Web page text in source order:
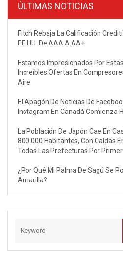
ÚLTIMAS NOTICIAS
Fitch Rebaja La Calificación
EE.UU. De AAA A AA+
Estamos Impresionados Por Estas
Increíbles Ofertas En
Aire
El Apagón De Noticias De
Instagram En Canadá Comienza
La Población De Japón Cae En
800.000 Habitantes, Con Caídas
Todas Las Prefecturas Por
¿Por Qué Mi Palma De Sagú Se
Amarilla?